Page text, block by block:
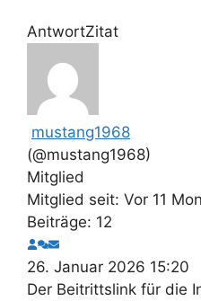
AntwortZitat
mustang1968
(@mustang1968)
Mitglied
Mitglied seit: Vor 11
Beiträge: 12
26. Januar 2026 15:20
Der Beitrittslink für die